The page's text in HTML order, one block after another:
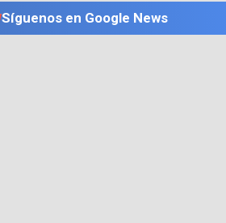
Síguenos en Google News